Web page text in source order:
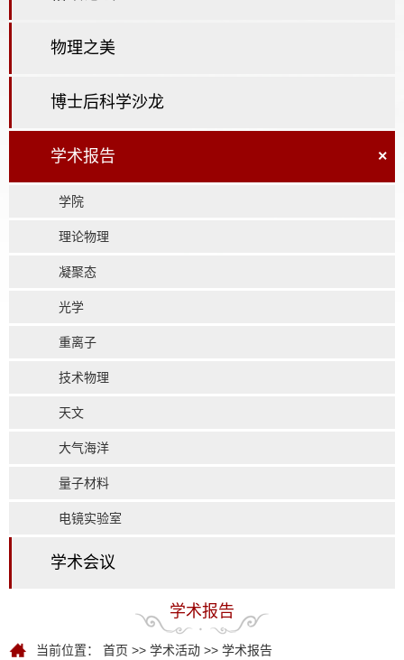
物理之美
博士后科学沙龙
学术报告 ×
学院
理论物理
凝聚态
光学
重离子
技术物理
天文
大气海洋
量子材料
电镜实验室
学术会议
学术报告
当前位置： 首页 >> 学术活动 >> 学术报告